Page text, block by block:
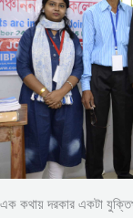
এক কথায় দরকার একটা